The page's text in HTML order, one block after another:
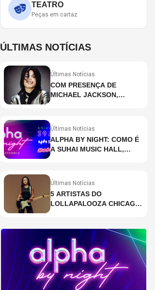
TEATRO
Peças em cartaz
ÚLTIMAS NOTÍCIAS
Últimas Notícias
COM PRESENÇA DE
MICHAEL JACKSON,
ATUALMENTE (DE 26 DE
Últimas Notícias
ALPHA BY NIGHT: COMO É
A SUHAI MUSIC HALL,
PAULO?
Últimas Notícias
5 ARTISTAS DO
LOLLAPALOOZA CHICAGO